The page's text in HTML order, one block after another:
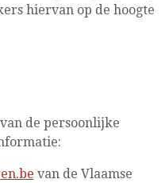
hiervan op de hoogte
de persoonlijke
van de Vlaamse